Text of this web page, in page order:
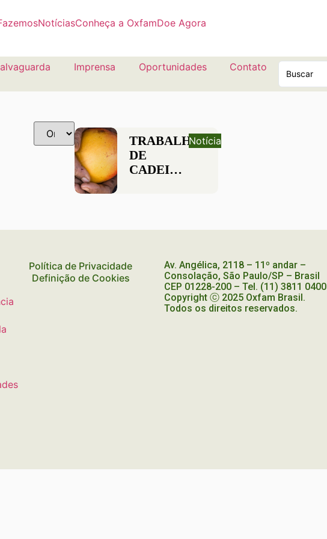
NotíciasConheça a OxfamDoe Agora
Imprensa Oportunidades Contato
TRABALHADORES
DE
CADEIAS
ENTRE
POBRES
BRASIL
Notícia
Política de Privacidade
Definição de Cookies
Av. Angélica, 2118 – 11º andar –
Consolação, São Paulo/SP – Brasil
CEP 01228-200 – Tel. (11) 3811 0400
Copyright ⓒ 2025 Oxfam Brasil.
Todos os direitos reservados.